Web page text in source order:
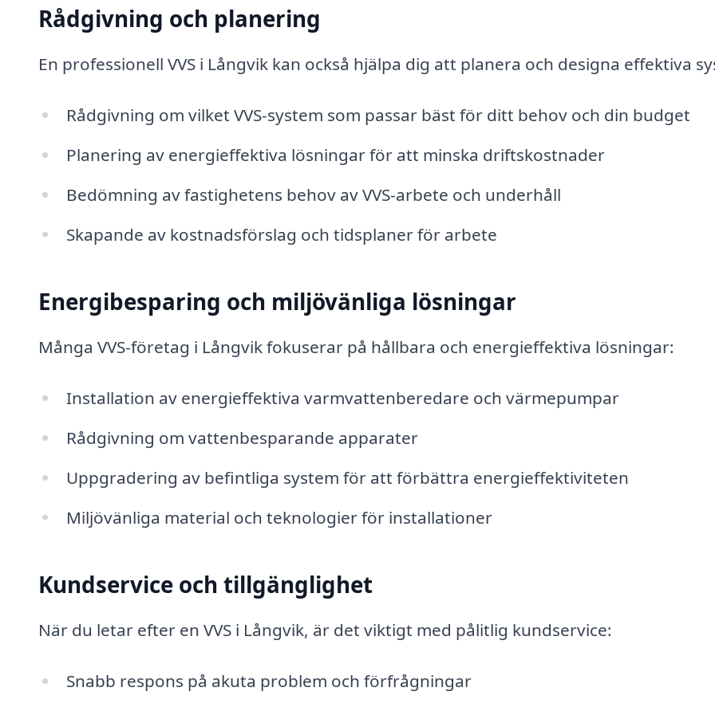
Rådgivning och planering
En professionell VVS i Långvik kan också hjälpa dig att planera och designa effektiva
Rådgivning om vilket VVS-system som passar bäst för ditt behov och din budget
Planering av energieffektiva lösningar för att minska driftskostnader
Bedömning av fastighetens behov av VVS-arbete och underhåll
Skapande av kostnadsförslag och tidsplaner för arbete
Energibesparing och miljövänliga lösningar
Många VVS-företag i Långvik fokuserar på hållbara och energieffektiva lösningar:
Installation av energieffektiva varmvattenberedare och värmepumpar
Rådgivning om vattenbesparande apparater
Uppgradering av befintliga system för att förbättra energieffektiviteten
Miljövänliga material och teknologier för installationer
Kundservice och tillgänglighet
När du letar efter en VVS i Långvik, är det viktigt med pålitlig kundservice:
Snabb respons på akuta problem och förfrågningar